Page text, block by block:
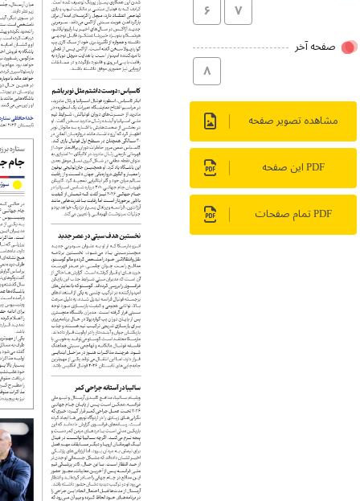
۶ ۷
صفحه آخر
۸
مشاهده تصویر صفحه
PDF این صفحه
PDF تمام صفحات